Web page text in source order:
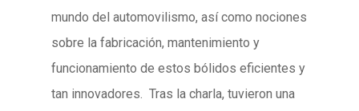
mundo del automovilismo, así como nociones
sobre la fabricación, mantenimiento y
funcionamiento de estos bólidos eficientes y
tan innovadores. Tras la charla, tuvieron una